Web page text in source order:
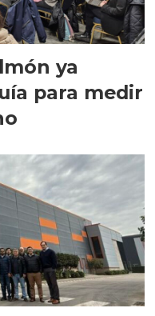
ya
para medir